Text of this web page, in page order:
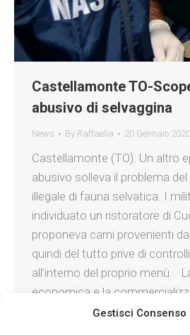
Gestisci Consenso
Castellamonte TO-
abusivo di selvaggina
News By Raffaella 20 Gennaio 2020
Castellamonte (TO). Un altro
abusivo solleva il problema
illegale di fauna selvatica. I
individuato un ristoratore di
proponeva carni provenienti
quindi del tutto prive di
all’interno del proprio menù.
economica e la